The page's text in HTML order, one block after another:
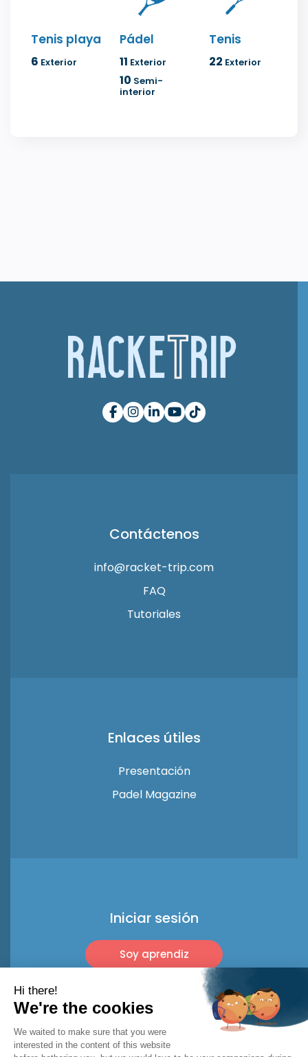
Tenis playa
6 Exterior
Pádel
11 Exterior
10 Semi-
interior
Tenis
22 Exterior
Contáctenos
info@racket-trip.com
FAQ
Tutoriales
Enlaces útiles
Presentación
Padel Magazine
Iniciar sesión
Soy aprendiz